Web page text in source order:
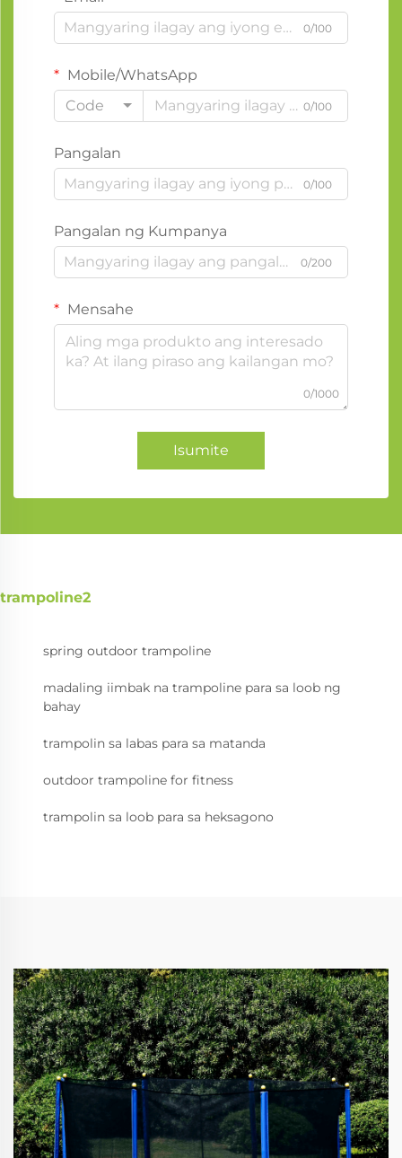
0/100
Mobile/WhatsApp
Code
0/100
Pangalan
0/100
Pangalan ng Kumpanya
0/200
Mensahe
0/1000
Isumite
trampoline2
spring outdoor trampoline
madaling iimbak na trampoline para sa loob ng
bahay
trampolin sa labas para sa matanda
outdoor trampoline for fitness
trampolin sa loob para sa heksagono